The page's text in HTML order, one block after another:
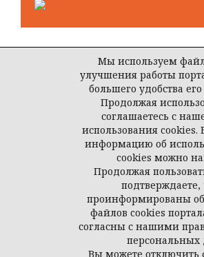
Open Journal Systems
© ООО Редакция журнала «Власть»
Мы используем
улучшения работы
большего удобства
Продолжая
соглашаетесь с
использования
информацию об
cookies можно
Продолжая
проинформированы
файлов cookies
согласны с нашими
персональных
Вы можете отключить